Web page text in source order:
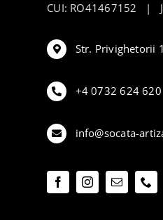
CUI: RO41467152 |
Str. Privighetorii
+4 0732 624 620
info@socata-